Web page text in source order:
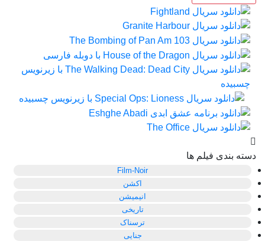
دسته بندی فیلم ها
Film-Noir
اکشن
انیمیشن
تاریخی
ترسناک
جنایی